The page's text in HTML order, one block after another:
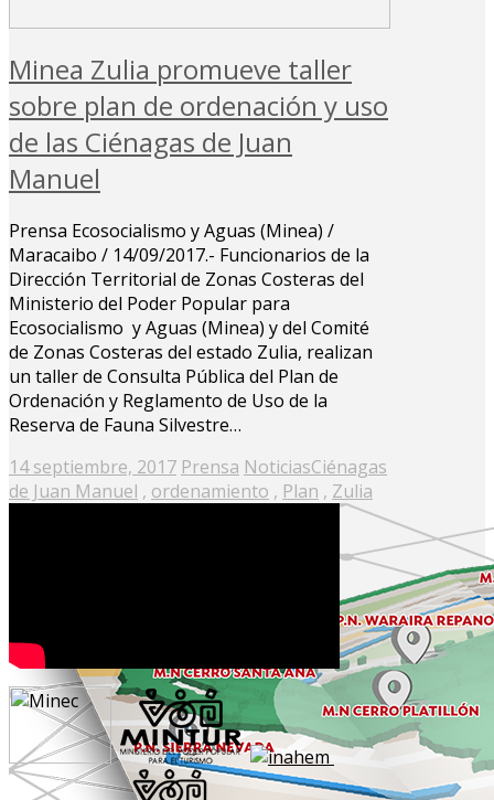
Minea Zulia promueve taller
sobre plan de ordenación y uso
de las Ciénagas de Juan
Manuel
Prensa Ecosocialismo y Aguas (Minea) /
Maracaibo / 14/09/2017.- Funcionarios de la
Dirección Territorial de Zonas Costeras del
Ministerio del Poder Popular para
Ecosocialismo y Aguas (Minea) y del Comité
de Zonas Costeras del estado Zulia, realizan
un taller de Consulta Pública del Plan de
Ordenación y Reglamento de Uso de la
Reserva de Fauna Silvestre…
Posted
on
14 septiembre, 2017 Prensa NoticiasCiénagas
de Juan Manuel , ordenamiento , Plan , Zulia